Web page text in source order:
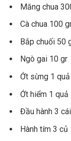
Măng chua
Cà chua 100
Bắp chuối 50
Ngò gai 10 gr
Ớt sừng 1 quả
Ớt hiểm 1 quả
Đầu hành 3 cái
Hành tím 3 củ